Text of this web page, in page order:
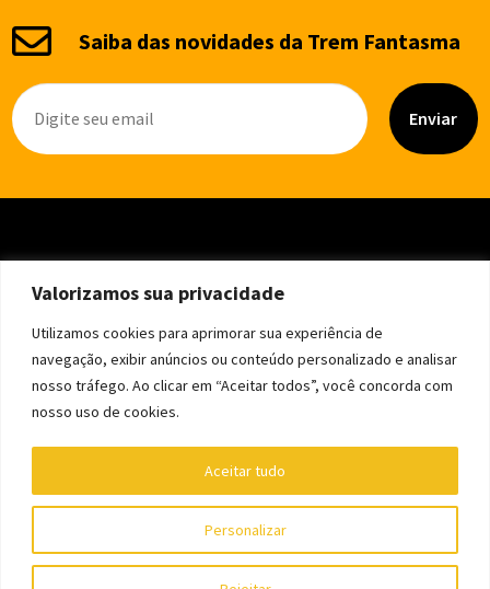
Valorizamos sua privacidade
Utilizamos cookies para aprimorar sua experiência de
navegação, exibir anúncios ou conteúdo personalizado e analisar
nosso tráfego. Ao clicar em “Aceitar todos”, você concorda com
nosso uso de cookies.
Personalizar
Aceitar tudo
Saiba das novidades da Trem Fantasma
Enviar
Copyright © Editora Trem Fantasma - CNPJ 39.240.202/0001-46